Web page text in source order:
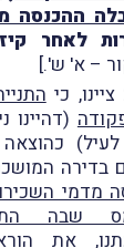
ההכנסה
לאחר
– א' ש'.]
(דהיינו
בדירה
שבה